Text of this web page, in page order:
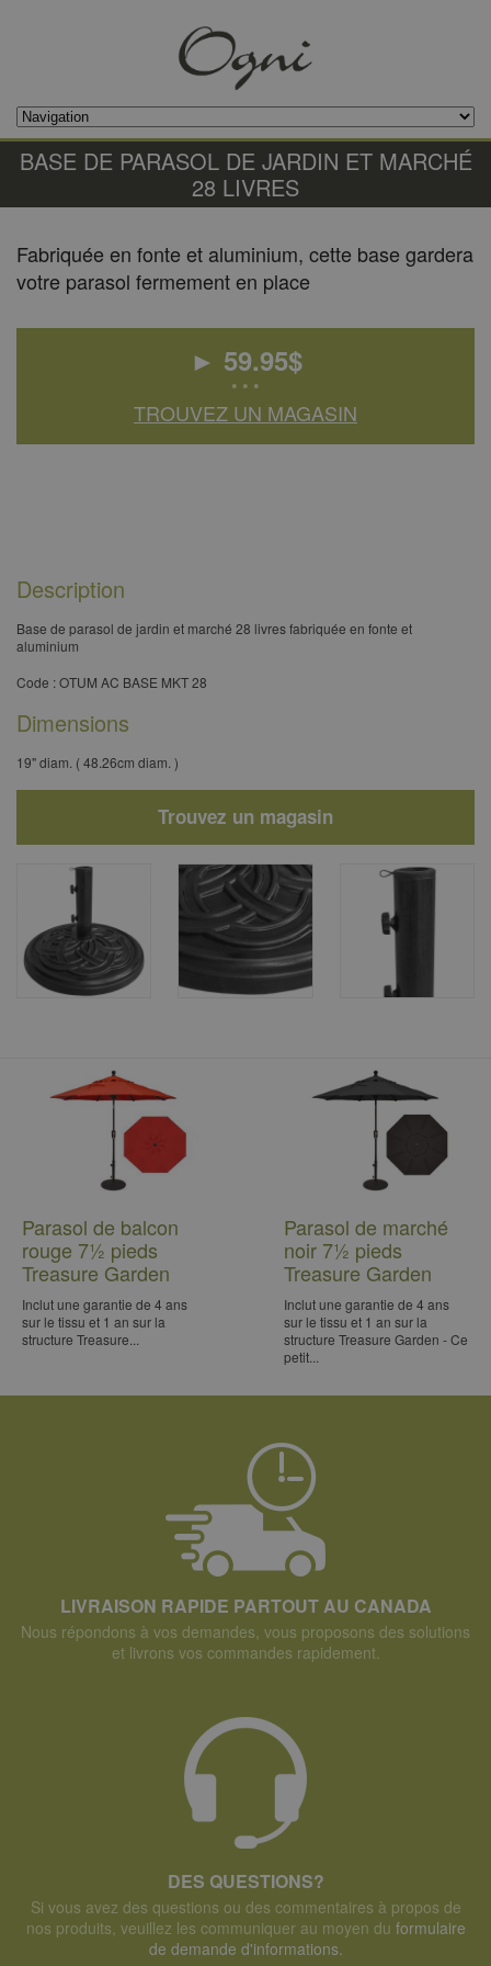
BASE DE PARASOL DE JARDIN ET MARCHÉ
28 LIVRES
Fabriquée en fonte et aluminium, cette base gardera
votre parasol fermement en place
► 59.95$
• • •
TROUVEZ UN MAGASIN
Description
Base de parasol de jardin et marché 28 livres fabriquée en fonte et
aluminium
Code : OTUM AC BASE MKT 28
Dimensions
19" diam. ( 48.26cm diam. )
Trouvez un magasin
Parasol de balcon
rouge 7½ pieds
Treasure Garden
Inclut une garantie de 4 ans
sur le tissu et 1 an sur la
structure Treasure...
Parasol de marché
noir 7½ pieds
Treasure Garden
Inclut une garantie de 4 ans
sur le tissu et 1 an sur la
structure Treasure Garden - Ce
petit...
LIVRAISON RAPIDE PARTOUT AU CANADA
Nous répondons à vos demandes, vous proposons des solutions
et livrons vos commandes rapidement.
DES QUESTIONS?
Si vous avez des questions ou des commentaires à propos de
nos produits, veuillez les communiquer au moyen du formulaire
de demande d'informations.